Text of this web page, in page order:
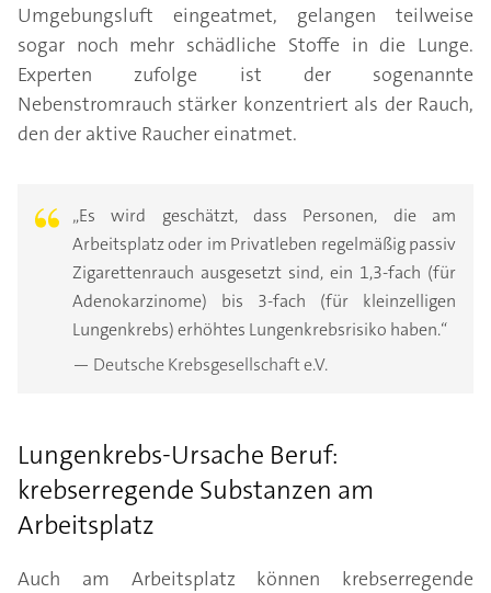
Umgebungsluft eingeatmet, gelangen teilweise
sogar noch mehr schädliche Stoffe in die Lunge.
Experten zufolge ist der sogenannte
Nebenstromrauch stärker konzentriert als der Rauch,
den der aktive Raucher einatmet.
„Es wird geschätzt, dass Personen, die am
Arbeitsplatz oder im Privatleben regelmäßig passiv
Zigarettenrauch ausgesetzt sind, ein 1,3-fach (für
Adenokarzinome) bis 3-fach (für kleinzelligen
Lungenkrebs) erhöhtes Lungenkrebsrisiko haben.“
— Deutsche Krebsgesellschaft e.V.
Lungenkrebs-Ursache Beruf:
krebserregende Substanzen am
Arbeitsplatz
Auch am Arbeitsplatz können krebserregende